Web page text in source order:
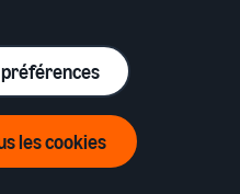
Expédier les commandes
Expédié par Amazon
les cookies